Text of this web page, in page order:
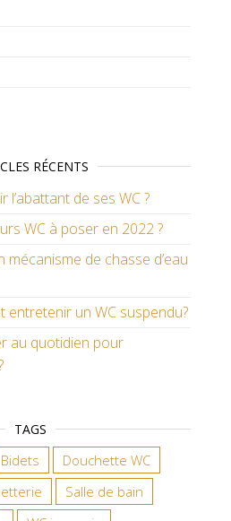
RÉCENTS
l’abattant de ses WC ?
WC à poser en 2022 ?
de chasse d’eau
entretenir un WC suspendu?
au quotidien pour
TAGS
Bidets
Douchette WC
Salle de bain